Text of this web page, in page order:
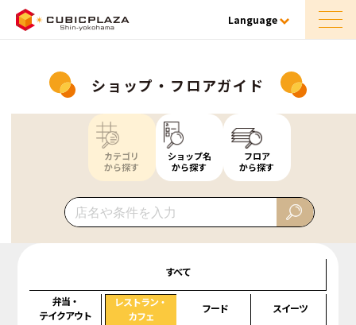
Language
ショップ・フロアガイド
カテゴリ
から探す
ショップ名
から探す
フロア
から探す
すべて
弁当・
テイクアウト
レストラン・
カフェ
フード スイーツ